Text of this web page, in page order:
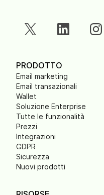
PRODOTTO
Email marketing
Email transazionali
Wallet
Soluzione Enterprise
Tutte le funzionalità
Prezzi
Integrazioni
GDPR
Sicurezza
Nuovi prodotti